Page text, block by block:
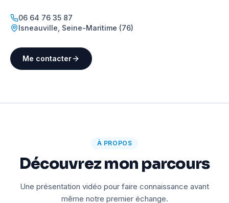
06 64 76 35 87
Isneauville Seine-Maritime (76)
Me contacter
À PROPOS
Découvrez mon parcours
Une présentation vidéo pour faire connaissance avant
même notre premier échange.